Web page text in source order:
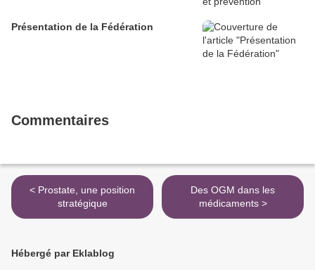
Présentation de la Fédération
Commentaires
< Prostate, une position
stratégique
Des OGM dans les
médicaments >
Hébergé par Eklablog